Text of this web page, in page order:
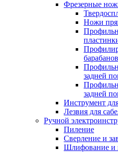
Фрезерные
Ножи
задней
задней
Инструмент
Лезвия для
Ручной
Пиление
Сверление и
Шлифование и